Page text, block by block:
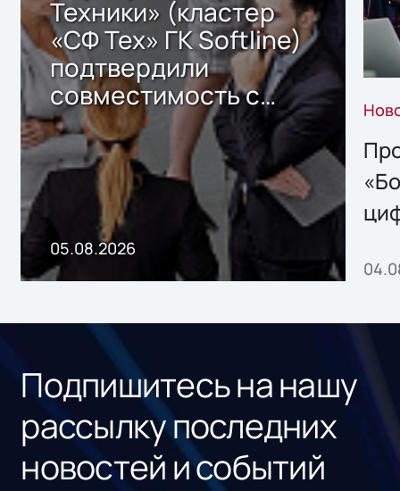
Техники» (кластер
«СФ Тех» ГК Softline)
подтвердили
совместимость с
решением Sharx
Storage 2.x для
хранения данных
05.08.2026
Подпишитесь на нашу
рассылку последних
новостей и событий